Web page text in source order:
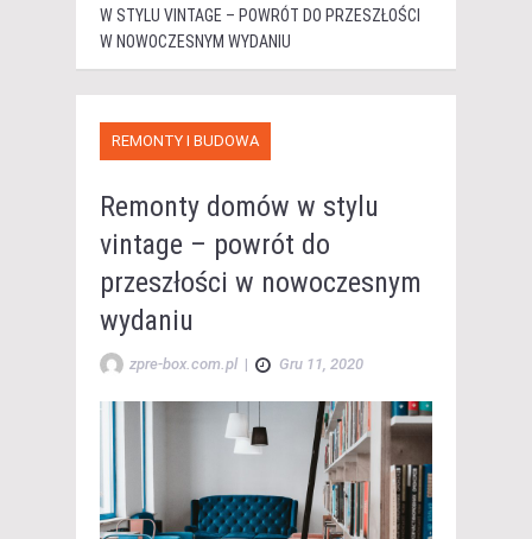
W STYLU VINTAGE – POWRÓT DO PRZESZŁOŚCI
W NOWOCZESNYM WYDANIU
REMONTY I BUDOWA
Remonty domów w stylu
vintage – powrót do
przeszłości w nowoczesnym
wydaniu
zpre-box.com.pl | Gru 11, 2020